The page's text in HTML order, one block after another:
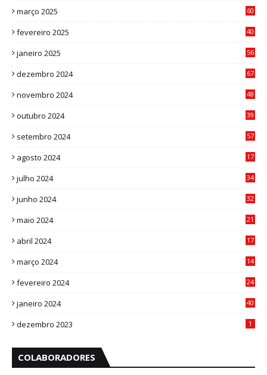
março 2025
60
fevereiro 2025
40
janeiro 2025
56
dezembro 2024
67
novembro 2024
48
outubro 2024
39
setembro 2024
57
agosto 2024
17
julho 2024
34
junho 2024
32
maio 2024
21
abril 2024
17
março 2024
14
fevereiro 2024
24
janeiro 2024
40
dezembro 2023 1
COLABORADORES